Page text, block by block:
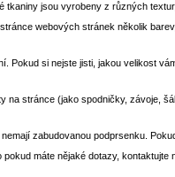
jsou vyrobeny z různých
webových stránek několik
si nejste jisti, jakou velikost
stránce (jako spodničky, závoje,
zabudovanou podprsenku.
máte nějaké dotazy,